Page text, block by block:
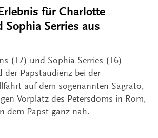
für Charlotte
Sophia Serries aus
(17) und Sophia Serries (16)
der Papstaudienz bei der
auf dem sogenannten Sagrato,
Vorplatz des Petersdoms in Rom,
dem Papst ganz nah.